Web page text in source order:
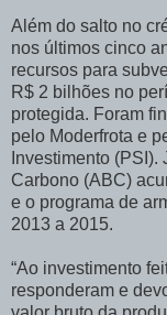
Além do salto no
nos últimos cinco
recursos para
R$ 2 bilhões no
protegida. Foram
pelo Moderfrota e
Investimento
Carbono (ABC)
e o programa de
2013 a 2015.
“Ao investimento
responderam e